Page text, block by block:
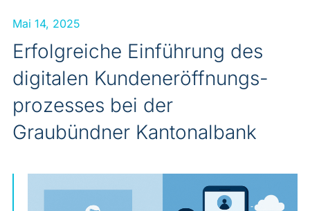
Mai 14, 2025
Erfolgreiche Einführung des
digitalen Kundeneröffnungs-
prozesses bei der
Graubündner Kantonalbank